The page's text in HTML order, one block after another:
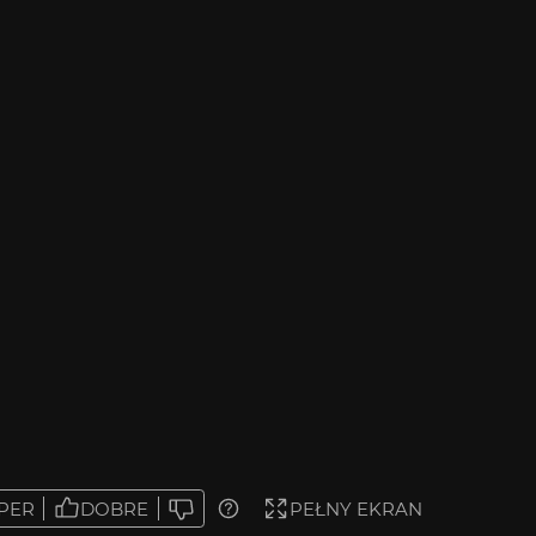
DOBRE PEŁNY EKRAN